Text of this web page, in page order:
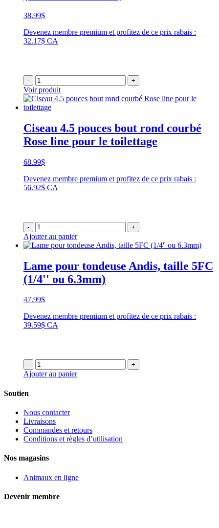
38.99$
Devenez membre premium et profitez de ce prix rabais :
32.17$ CA
- +
Voir produit
Ciseau 4.5 pouces bout rond courbé
Rose line pour le toilettage
68.99$
Devenez membre premium et profitez de ce prix rabais :
56.92$ CA
- +
Ajouter au panier
Lame pour tondeuse Andis, taille 5FC
(1/4'' ou 6.3mm)
47.99$
Devenez membre premium et profitez de ce prix rabais :
39.59$ CA
- +
Ajouter au panier
Soutien
Nous contacter
Livraisons
Commandes et retours
Conditions et règles d’utilisation
Nos magasins
Animaux en ligne
Devenir membre